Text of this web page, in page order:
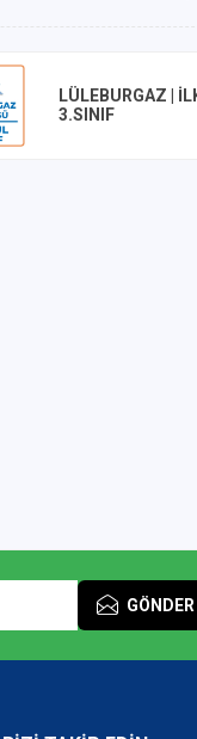
LÜLEBURGAZ |
3.SINIF
GÖNDER